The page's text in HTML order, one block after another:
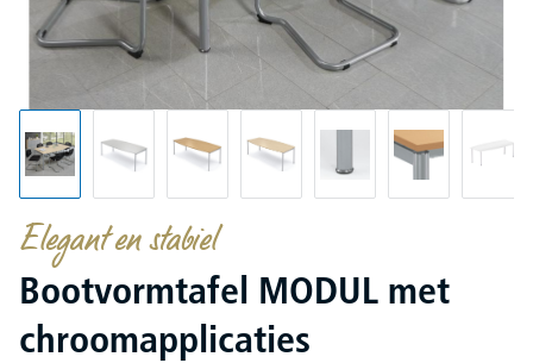
Elegant en stabiel
Bootvormtafel MODUL met
chroomapplicaties